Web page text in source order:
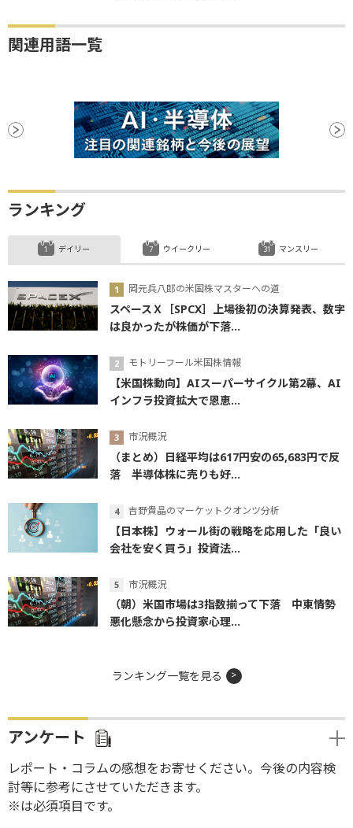
関連用語一覧
ランキング
デイリー
岡元兵八郎の米国株マスターへの道
スペースＸ［SPCX］上場後初の決算発表、数字
は良かったが株価が下落...
モトリーフール米国株情報
【米国株動向】AIスーパーサイクル第2幕、AI
インフラ投資拡大で恩恵...
市況概況
（まとめ）日経平均は617円安の65,683円で反
落 半導体株に売りも好...
吉野貴晶のマーケットクオンツ分析
【日本株】ウォール街の戦略を応用した「良い
会社を安く買う」投資法...
市況概況
（朝）米国市場は3指数揃って下落 中東情勢
悪化懸念から投資家心理...
ウイークリー マンスリー
ランキング一覧を見る
アンケート
レポート・コラムの感想をお寄せください。今後の内容検
討等に参考にさせていただきます。
※は必須項目です。